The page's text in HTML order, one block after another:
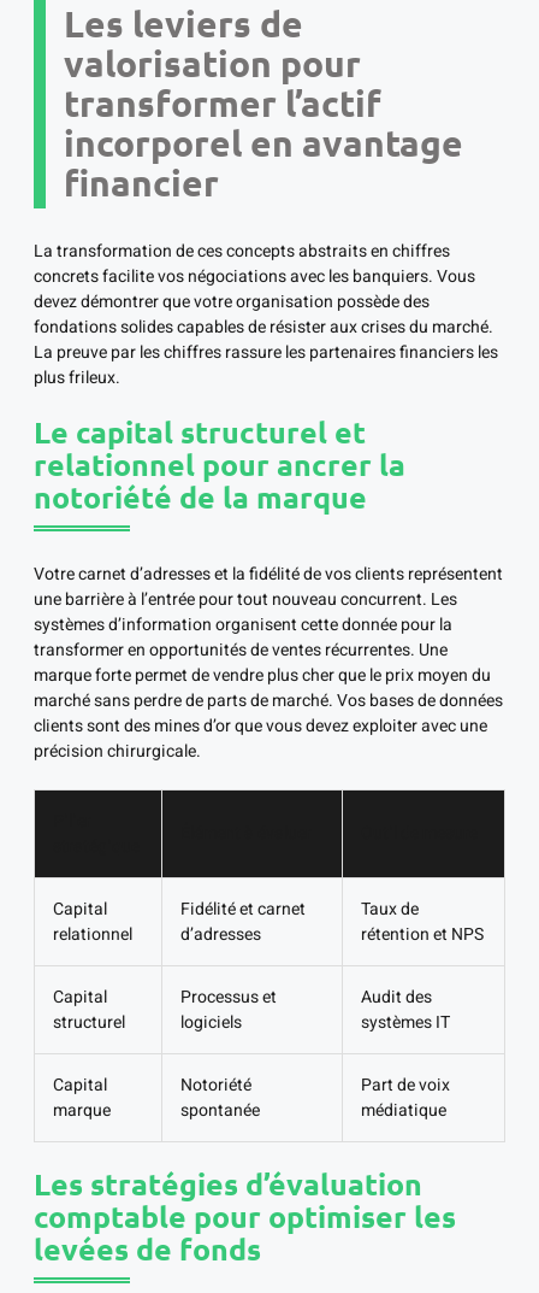
Les leviers de
valorisation pour
transformer l’actif
incorporel en avantage
financier
La transformation de ces concepts abstraits en chiffres
concrets facilite vos négociations avec les banquiers. Vous
devez démontrer que votre organisation possède des
fondations solides capables de résister aux crises du marché.
La preuve par les chiffres rassure les partenaires financiers les
plus frileux.
Le capital structurel et
relationnel pour ancrer la
notoriété de la marque
Votre carnet d’adresses et la fidélité de vos clients représentent
une barrière à l’entrée pour tout nouveau concurrent. Les
systèmes d’information organisent cette donnée pour la
transformer en opportunités de ventes récurrentes. Une
marque forte permet de vendre plus cher que le prix moyen du
marché sans perdre de parts de marché. Vos bases de données
clients sont des mines d’or que vous devez exploiter avec une
précision chirurgicale.
Capital
relationnel
Fidélité et carnet
d’adresses
Taux de
rétention et NPS
Capital
structurel
Processus et
logiciels
Audit des
systèmes IT
Capital
marque
Notoriété
spontanée
Part de voix
médiatique
Les stratégies d’évaluation
comptable pour optimiser les
levées de fonds